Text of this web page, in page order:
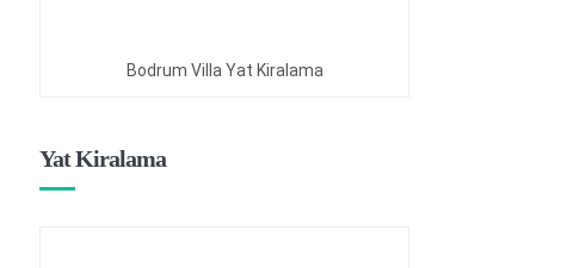
Bodrum Villa Yat Kiralama
Yat Kiralama